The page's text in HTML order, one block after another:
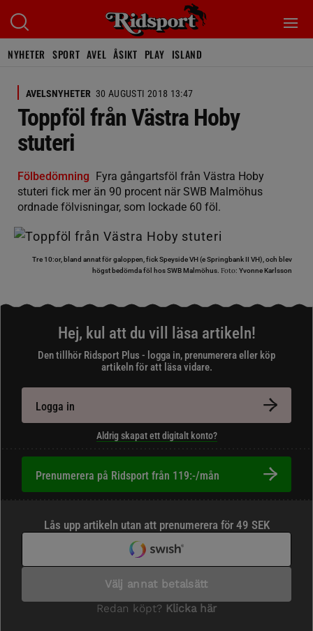
NYHETER SPORT AVEL ÅSIKT PLAY ISLAND
AVELSNYHETER 30 AUGUSTI 2018 13:47
Toppföl från Västra Hoby
stuteri
Fölbedömning Fyra gångartsföl från Västra Hoby
stuteri fick mer än 90 procent när SWB Malmöhus
ordnade fölvisningar, som lockade 60 föl.
Tre 10:or, bland annat för galoppen, fick Speyside VH (e Springbank II VH), och blev
högst bedömda föl hos SWB Malmöhus. Foto: Yvonne Karlsson
Hej, kul att du vill läsa artikeln!
Den tillhör Ridsport Plus - logga in, prenumerera eller köp
artikeln för att läsa vidare.
Logga in
Aldrig skapat ett digitalt konto?
Prenumerera på Ridsport från 119:-/mån